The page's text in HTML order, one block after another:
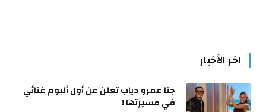
اخر الأخبار
جنا عمرو دياب تعلن عن أول ألبوم غنائي
في مسيرتها !